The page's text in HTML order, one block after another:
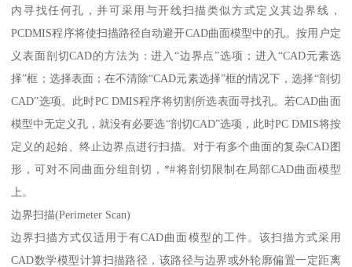
内寻找任何孔，并可采用与开线扫描类似方式定义其边界线，
PCDMIS程序将使扫描路径自动避开CAD曲面模型中的孔。按用户定
义表面剖切CAD的方法为：进入“边界点”选项；进入“CAD元素选
择”框；选择表面；在不清除“CAD元素选择”框的情况下，选择“剖切
CAD”选项。此时PC DMIS程序将切割所选表面寻找孔。若CAD曲面
模型中无定义孔，就没有必要选“剖切CAD”选项，此时PC DMIS将按
定义的起始、终止边界点进行扫描。对于有多个曲面的复杂CAD图
形，可对不同曲面分组剖切，*#将剖切限制在局部CAD曲面模型
上。
边界扫描(Perimeter Scan)
边界扫描方式仅适用于有CAD曲面模型的工件。该扫描方式采用
CAD数学模型计算扫描路径，该路径与边界或外轮廓偏置一定距离